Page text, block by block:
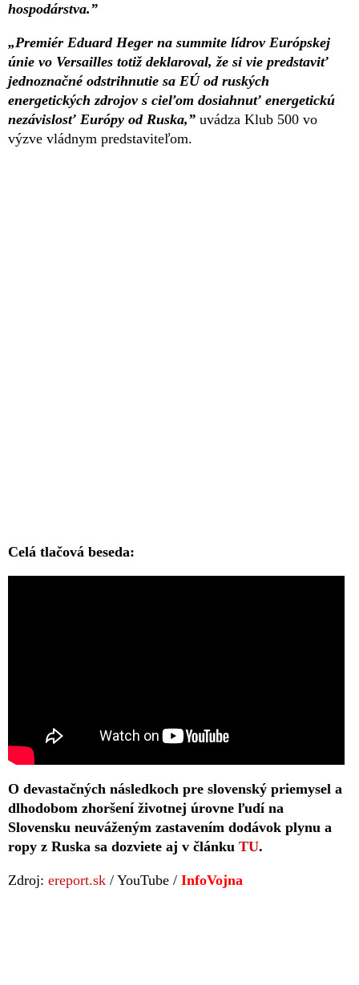
hospodárstva.”
„Premiér Eduard Heger na summite lídrov Európskej
únie vo Versailles totiž deklaroval, že si vie predstaviť
jednoznačné odstrihnutie sa EÚ od ruských
energetických zdrojov s cieľom dosiahnuť energetickú
nezávislosť Európy od Ruska,” uvádza Klub 500 vo
výzve vládnym predstaviteľom.
Celá tlačová beseda:
O devastačných následkoch pre slovenský priemysel a
dlhodobom zhoršení životnej úrovne ľudí na
Slovensku neuváženým zastavením dodávok plynu a
ropy z Ruska sa dozviete aj v článku TU.
Zdroj: ereport.sk / YouTube / InfoVojna